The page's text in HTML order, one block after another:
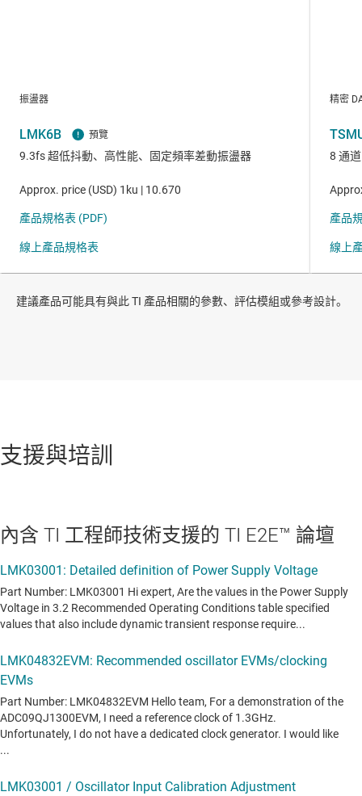
建議產品可能具有與此 TI 產品相關的參數、評估模組或參考設計。
支援與培訓
內含 TI 工程師技術支援的 TI E2E™ 論壇